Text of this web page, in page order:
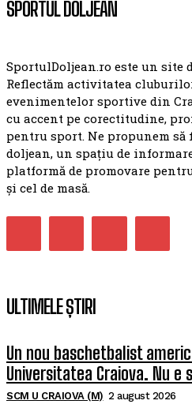
SPORTUL DOLJEAN
SportulDoljean.ro este un site
Reflectăm activitatea
evenimentelor sportive din
cu accent pe corectitudine,
pentru sport. Ne propunem
doljean, un spațiu de
platformă de promovare
și cel de masă.
ULTIMELE ȘTIRI
Un nou baschetbalist
Universitatea Craiova. Nu e
SCM U CRAIOVA (M) 2 august 2026